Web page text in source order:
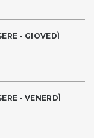
- GIOVEDÌ
- VENERDÌ